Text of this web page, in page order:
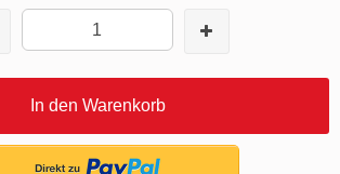
In den Warenkorb